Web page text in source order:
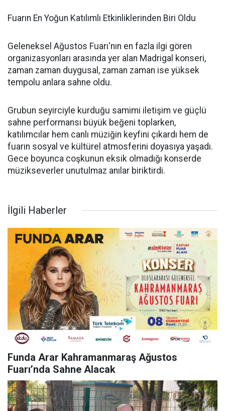
Fuarın En Yoğun Katılımlı Etkinliklerinden Biri Oldu
Geleneksel Ağustos Fuarı'nın en fazla ilgi gören
organizasyonları arasında yer alan Madrigal konseri,
zaman zaman duygusal, zaman zaman ise yüksek
tempolu anlara sahne oldu.
Grubun seyirciyle kurduğu samimi iletişim ve güçlü
sahne performansı büyük beğeni toplarken,
katılımcılar hem canlı müziğin keyfini çıkardı hem de
fuarın sosyal ve kültürel atmosferini doyasıya yaşadı.
Gece boyunca coşkunun eksik olmadığı konserde
müzikseverler unutulmaz anılar biriktirdi.
İlgili Haberler
Funda Arar Kahramanmaraş Ağustos
Fuarı’nda Sahne Alacak